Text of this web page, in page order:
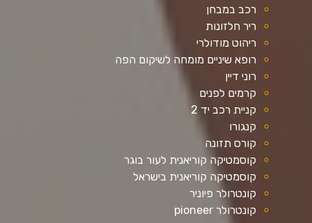
רכב במבחן
ריר חלזונות
ריהוט מודולרי
רופא שיניים מומחה לשיקום הפה
רוני דיין
קרמים לפנים
קניית רכב יד 2
קנגורו
קורס תזונה
קוסמטיקה קוריאנית לעור בוגר
קוסמטיקה קוריאנית בישראל
קונטרולר פיוניר
קונטרולר pioneer